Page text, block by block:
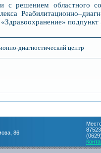
с решением областного
«Здравоохранение»
диагностический центр
86